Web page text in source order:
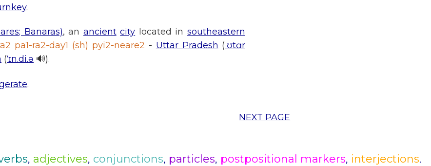
.
Banaras), an ancient city located in southeastern
pa1-ra2-day1 (sh) pyi2-neare2 - Uttar Pradesh (ˈʊtɑr
(ˈɪn.di.ə 🔊).
.
NEXT PAGE
, adjectives, conjunctions, particles, postpositional markers, interjections.